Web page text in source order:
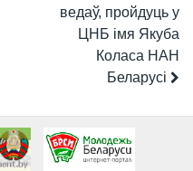
ведаў, пройдуць у
ЦНБ імя Якуба
Коласа НАН
Беларусі